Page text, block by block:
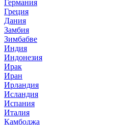
Германия
Греция
Дания
Замбия
Зимбабве
Индия
Индонезия
Ирак
Иран
Ирландия
Исландия
Испания
Италия
Камбоджа